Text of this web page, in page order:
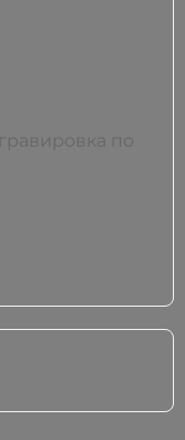
по